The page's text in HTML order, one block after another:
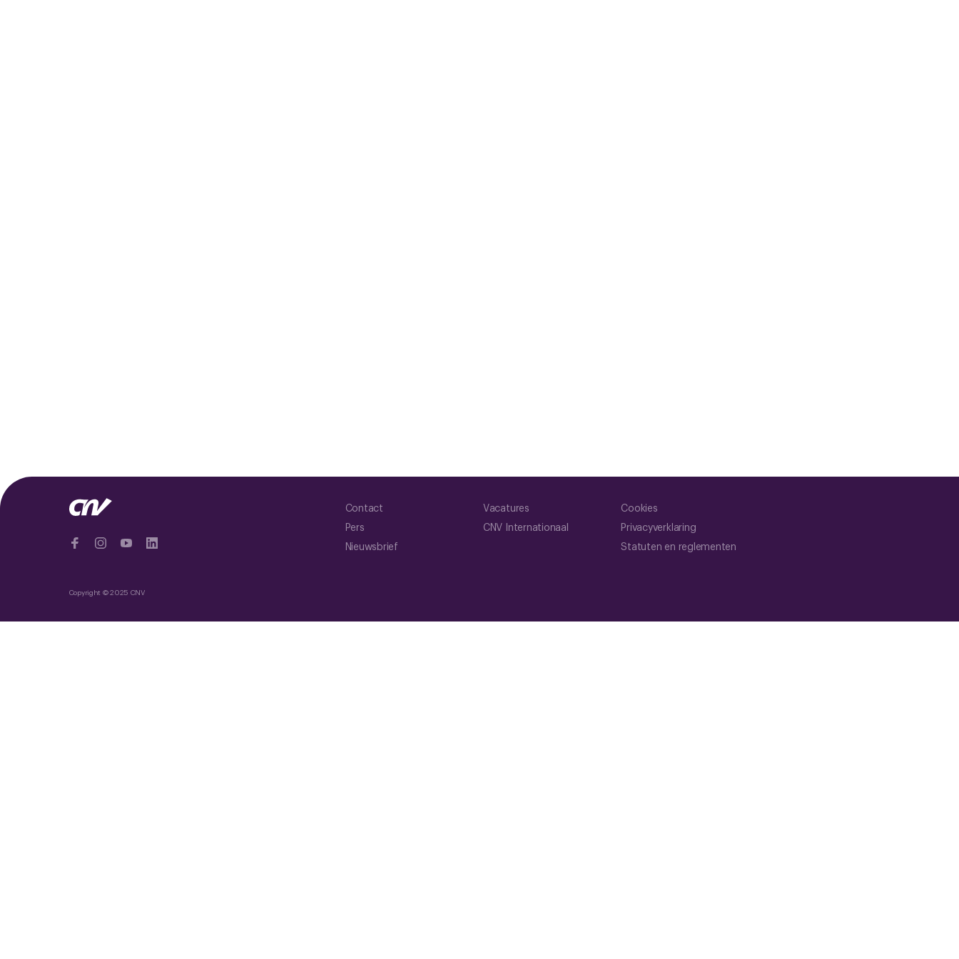
Contact
Pers
Nieuwsbrief
Vacatures
CNV Internationaal
Cookies
Privacyverklaring
Statuten en reglementen
Copyright © 2025 CNV